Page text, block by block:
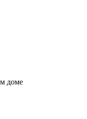
доме